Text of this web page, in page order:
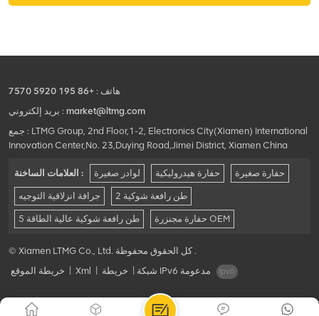
هاتف : +86 195 5920 7570
بريد إلكتروني : market@ltmg.com
جمع : LTMG Group, 2nd Floor,1-2, Electronics City(Xiamen) International
Innovation Center,No. 23,Duying Road,Jimei District, Xiamen China
العلامات الساخنة : لوادر صغيرة حفارة هيدروليكية حفارة صغيرة
جرافة انزلاقية التوجيه 2 طن رافعة شوكية
5 طن رافعة شوكية عالية الطاقة حفارة مجنزرة OEM
© Xiamen LTMG Co., Ltd. كل الحقوق محفوظة .
خريطة الموقع
Xml خريطة